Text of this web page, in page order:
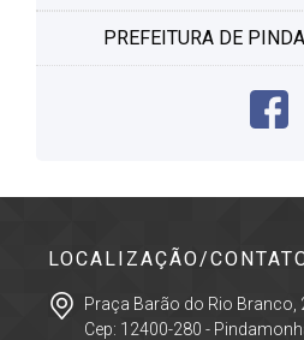
PREFEITURA DE
LOCALIZAÇÃO/
Praça Barão do Rio Branco,
Cep: 12400-280 -